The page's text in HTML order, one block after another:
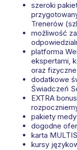
szeroki
Trenerów
możliwość
platforma
ekspertami,
oraz fizyczne​
dodatkowe
Świadczeń
EXTRA
pakiety
dogodne
karta
kursy